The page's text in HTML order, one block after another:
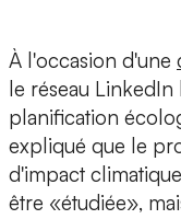
À l'occasion d'une
le réseau
planification
expliqué que le
d'impact
être «étudiée»,